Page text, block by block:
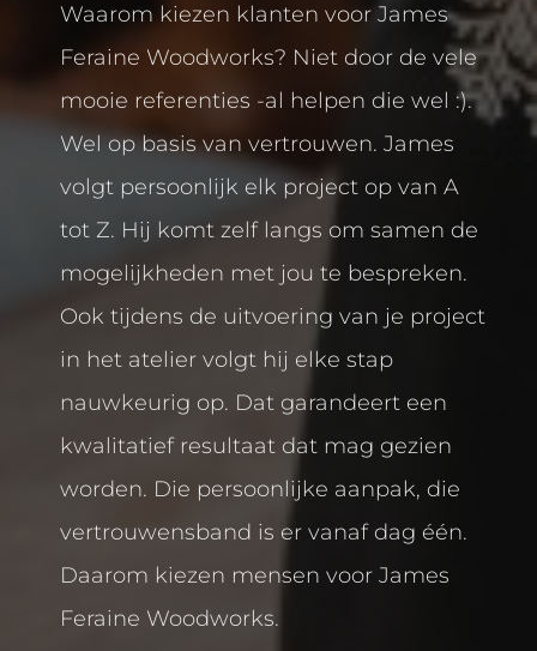
Waarom kiezen klanten voor James
Feraine Woodworks? Niet door de vele
mooie referenties -al helpen die wel :).
Wel op basis van vertrouwen. James
volgt persoonlijk elk project op van A
tot Z. Hij komt zelf langs om samen de
mogelijkheden met jou te bespreken.
Ook tijdens de uitvoering van je project
in het atelier volgt hij elke stap
nauwkeurig op. Dat garandeert een
kwalitatief resultaat dat mag gezien
worden. Die persoonlijke aanpak, die
vertrouwensband is er vanaf dag één.
Daarom kiezen mensen voor James
Feraine Woodworks.